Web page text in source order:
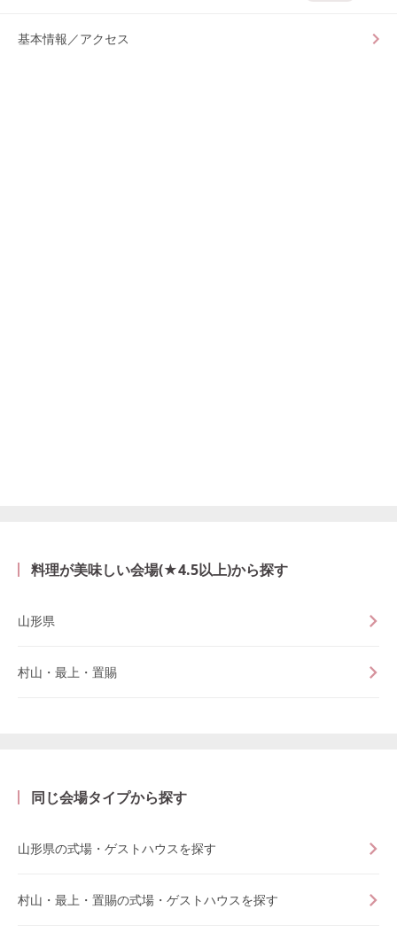
基本情報／アクセス
料理が美味しい会場(★4.5以上)から探す
山形県
村山・最上・置賜
同じ会場タイプから探す
山形県の式場・ゲストハウスを探す
村山・最上・置賜の式場・ゲストハウスを探す